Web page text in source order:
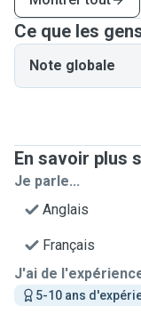
Ce que les
Note globale
En savoir plus
Je parle...
Anglais
Français
J'ai de
5-10 ans